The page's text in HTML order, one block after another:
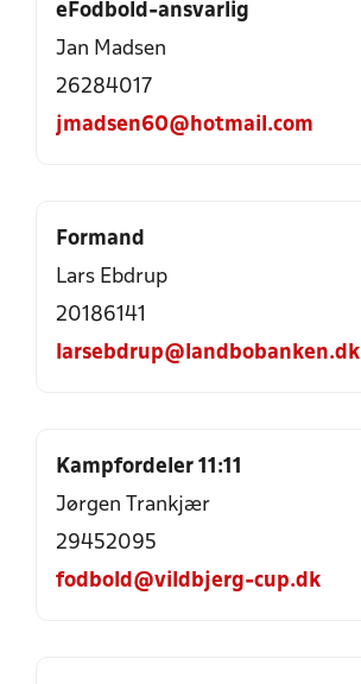
eFodbold-ansvarlig
Jan Madsen
26284017
jmadsen60@hotmail.com
Formand
Lars Ebdrup
20186141
larsebdrup@landbobanken.dk
Kampfordeler 11:11
Jørgen Trankjær
29452095
fodbold@vildbjerg-cup.dk